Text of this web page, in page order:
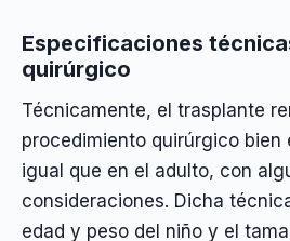
Especificaciones
quirúrgico
Técnicamente, el trasplante
procedimiento quirúrgico bien
igual que en el adulto, con
consideraciones. Dicha
edad y peso del niño y el